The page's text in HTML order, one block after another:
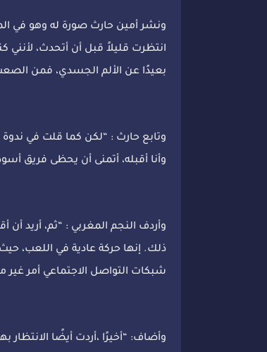
ونشر أمين حارث صورة له وهو في
انتظرت قليلاً قبل أن أتحدث،
بعيدًا عن الألم الجسدي، فمن
وتابع حارث : “لكن كما قلت في ندوة
وأنا أقبله، أتمنى أن يحظى فريق
وأردف النجم المغربي : “ثم، أريد
ذلك. إنها حركة عادية في اللعب، حيث
شبكات التواصل الاجتماعي أمر
وأضاف: “أخيرًا ،أردت أيضًا الانتظار